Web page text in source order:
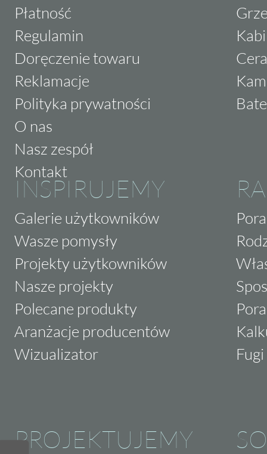
Płatność
Regulamin
Doręczenie towaru
Reklamacje
Polityka prywatności
O nas
Nasz zespół
Kontakt
INSPIRUJEMY
Galerie użytkowników
Wasze pomysły
Projekty użytkowników
Nasze projekty
Polecane produkty
Aranżacje producentów
Wizualizator
PROJEKTUJEMY